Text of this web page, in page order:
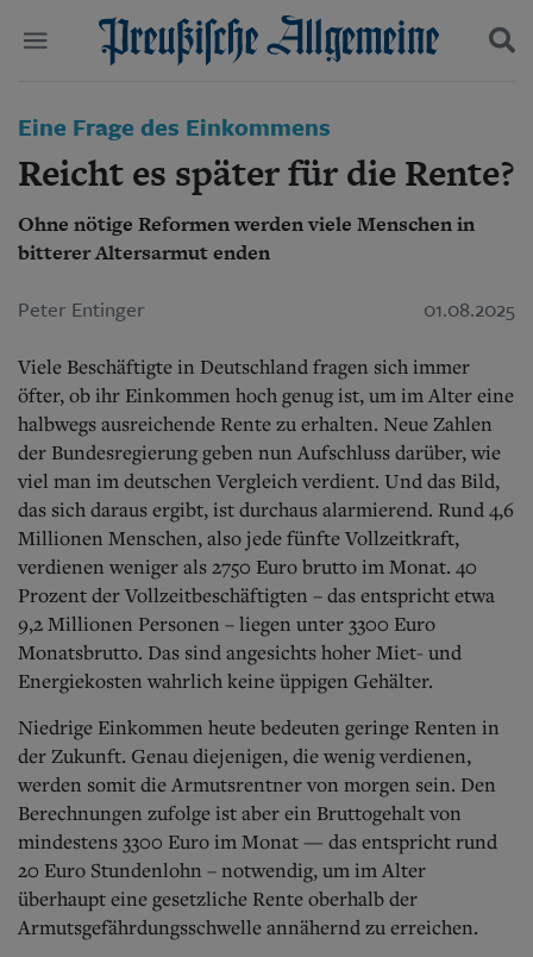
Start
Wer wir sind
Aktuelle Ausgabe
Abonnenten-Login
Abonnent werden
Abo Prämien
Archiv
Mediadaten
Politik
Wirtschaft
Gesellschaft
Leben
Berlin-Brandenburg
Schlesien
Danzig und Westpreußen
Bücher
Impressum
Datenschutz
Suchen und finden
Eine Frage des Einkommens
Reicht es später für die Rente?
Ohne nötige Reformen werden viele Menschen in
bitterer Altersarmut enden
Peter Entinger 01.08.2025
Viele Beschäftigte in Deutschland fragen sich immer
öfter, ob ihr Einkommen hoch genug ist, um im Alter eine
halbwegs ausreichende Rente zu erhalten. Neue Zahlen
der Bundesregierung geben nun Aufschluss darüber, wie
viel man im deutschen Vergleich verdient. Und das Bild,
das sich daraus ergibt, ist durchaus alarmierend. Rund 4,6
Millionen Menschen, also jede fünfte Vollzeitkraft,
verdienen weniger als 2750 Euro brutto im Monat. 40
Prozent der Vollzeitbeschäftigten – das entspricht etwa
9,2 Millionen Personen – liegen unter 3300 Euro
Monatsbrutto. Das sind angesichts hoher Miet- und
Energiekosten wahrlich keine üppigen Gehälter.
Niedrige Einkommen heute bedeuten geringe Renten in
der Zukunft. Genau diejenigen, die wenig verdienen,
werden somit die Armutsrentner von morgen sein. Den
Berechnungen zufolge ist aber ein Bruttogehalt von
mindestens 3300 Euro im Monat — das entspricht rund
20 Euro Stundenlohn – notwendig, um im Alter
überhaupt eine gesetzliche Rente oberhalb der
Armutsgefährdungsschwelle annähernd zu erreichen.